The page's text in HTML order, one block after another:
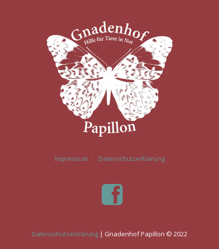
Impressum Datenschutzerklärung
Datenschutzerklärung | Gnadenhof Papillon © 2022